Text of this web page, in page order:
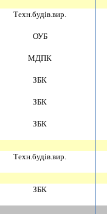
Техн.будiв.вир.
ОУБ
МДПК
ЗБК
ЗБК
ЗБК
Техн.будiв.вир.
ЗБК